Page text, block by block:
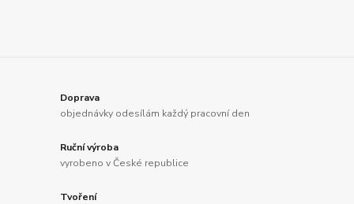
Doprava
objednávky odesílám každý pracovní den
Ruční výroba
vyrobeno v České republice
Tvoření